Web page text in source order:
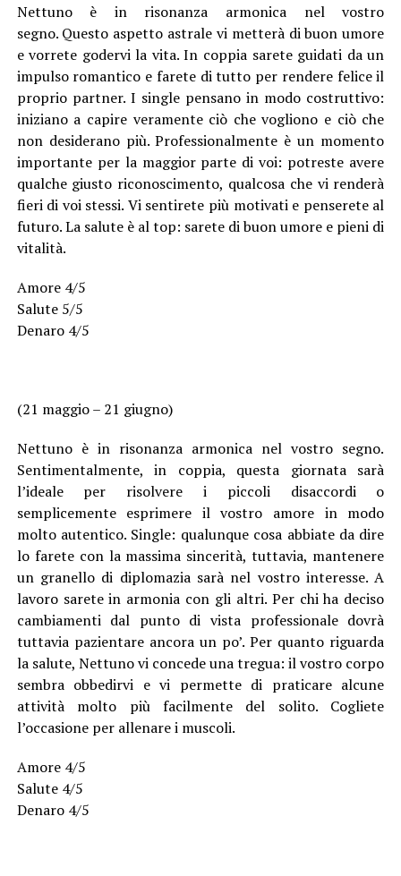
Nettuno è in risonanza armonica nel vostro
segno. Questo aspetto astrale vi metterà di buon umore
e vorrete godervi la vita. In coppia sarete guidati da un
impulso romantico e farete di tutto per rendere felice il
proprio partner. I single pensano in modo costruttivo:
iniziano a capire veramente ciò che vogliono e ciò che
non desiderano più. Professionalmente è un momento
importante per la maggior parte di voi: potreste avere
qualche giusto riconoscimento, qualcosa che vi renderà
fieri di voi stessi. Vi sentirete più motivati e penserete al
futuro. La salute è al top: sarete di buon umore e pieni di
vitalità.
Amore 4/5
Salute 5/5
Denaro 4/5
(21 maggio – 21 giugno)
Nettuno è in risonanza armonica nel vostro segno.
Sentimentalmente, in coppia, questa giornata sarà
l’ideale per risolvere i piccoli disaccordi o
semplicemente esprimere il vostro amore in modo
molto autentico. Single: qualunque cosa abbiate da dire
lo farete con la massima sincerità, tuttavia, mantenere
un granello di diplomazia sarà nel vostro interesse. A
lavoro sarete in armonia con gli altri. Per chi ha deciso
cambiamenti dal punto di vista professionale dovrà
tuttavia pazientare ancora un po’. Per quanto riguarda
la salute, Nettuno vi concede una tregua: il vostro corpo
sembra obbedirvi e vi permette di praticare alcune
attività molto più facilmente del solito. Cogliete
l’occasione per allenare i muscoli.
Amore 4/5
Salute 4/5
Denaro 4/5